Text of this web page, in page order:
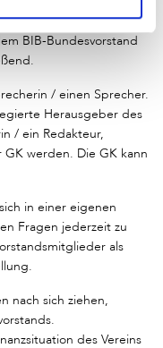
ihr / sein Vetorecht
BIB-Bundesvorstand
/ einen Sprecher.
Herausgeber des
/ ein Redakteur,
werden. Die GK kann
in einer eigenen
Fragen jederzeit zu
als
nach sich ziehen,
des Vereins